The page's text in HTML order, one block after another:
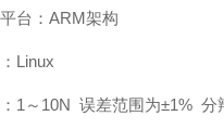
台：ARM架构
Linux
1～10N 误差范围为±1% 分